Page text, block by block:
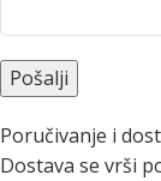
Poručivanje i
Dostava se vrši